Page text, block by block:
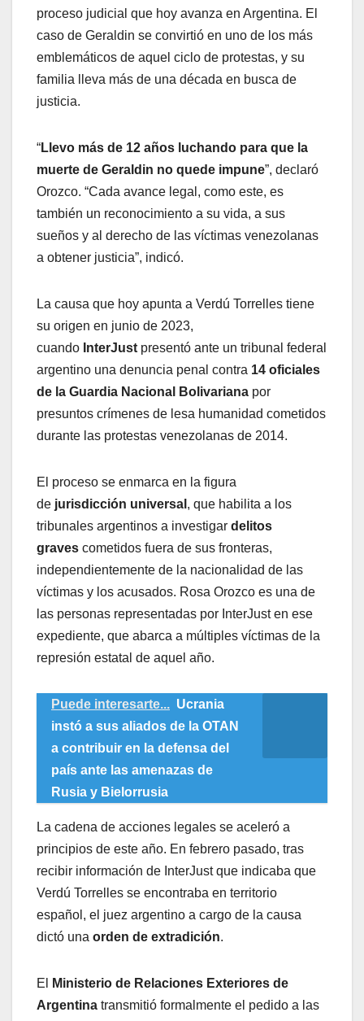
proceso judicial que hoy avanza en Argentina. El
caso de Geraldin se convirtió en uno de los más
emblemáticos de aquel ciclo de protestas, y su
familia lleva más de una década en busca de
justicia.
“Llevo más de 12 años luchando para que la
muerte de Geraldin no quede impune”, declaró
Orozco. “Cada avance legal, como este, es
también un reconocimiento a su vida, a sus
sueños y al derecho de las víctimas venezolanas
a obtener justicia”, indicó.
La causa que hoy apunta a Verdú Torrelles tiene
su origen en junio de 2023,
cuando InterJust presentó ante un tribunal federal
argentino una denuncia penal contra 14 oficiales
de la Guardia Nacional Bolivariana por
presuntos crímenes de lesa humanidad cometidos
durante las protestas venezolanas de 2014.
El proceso se enmarca en la figura
de jurisdicción universal , que habilita a los
tribunales argentinos a investigar delitos
graves cometidos fuera de sus fronteras,
independientemente de la nacionalidad de las
víctimas y los acusados. Rosa Orozco es una de
las personas representadas por InterJust en ese
expediente, que abarca a múltiples víctimas de la
represión estatal de aquel año.
Puede interesarte... Ucrania
instó a sus aliados de la OTAN
a contribuir en la defensa del
país ante las amenazas de
Rusia y Bielorrusia
La cadena de acciones legales se aceleró a
principios de este año. En febrero pasado, tras
recibir información de InterJust que indicaba que
Verdú Torrelles se encontraba en territorio
español, el juez argentino a cargo de la causa
dictó una orden de extradición.
El
Ministerio de Relaciones Exteriores de
Argentina transmitió formalmente el pedido a las